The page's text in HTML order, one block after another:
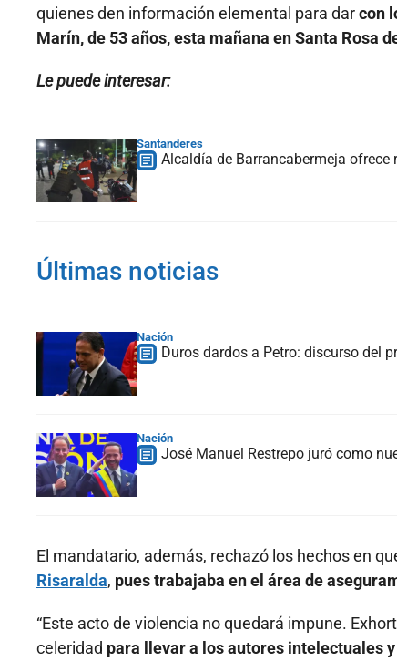
quienes den información elemental para darcon
Marín, de 53 años, esta mañana en Santa Rosa
Le puede interesar:
Santanderes
Alcaldía de Barrancabermeja
Últimas noticias
Nación
Duros dardos a Petro: discurso del
Nación
José Manuel Restrepo juró como
El mandatario, además, rechazó los hechos en
Risaralda, pues trabajaba en el área de
“Este acto de violencia no quedará impune.
celeridad para llevar a los autores intelectuales